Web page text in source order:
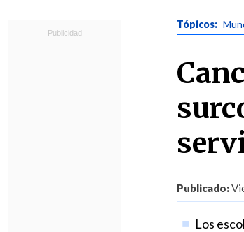
Tópicos:
Publicado:
Los